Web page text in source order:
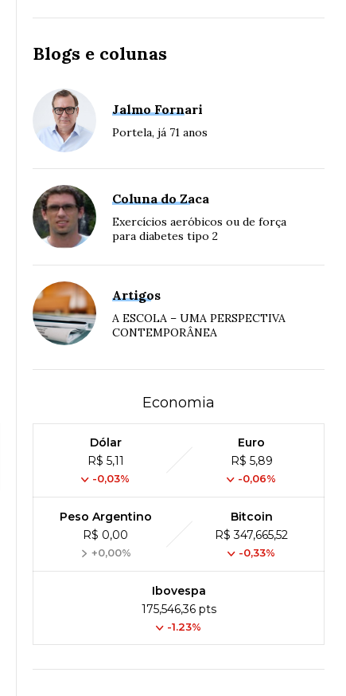
Blogs e colunas
Jalmo Fornari
Portela, já 71 anos
Coluna do Zaca
Exercícios aeróbicos ou de força
para diabetes tipo 2
Artigos
A ESCOLA – UMA PERSPECTIVA
CONTEMPORÂNEA
Economia
Dólar
R$ 5,11
-0,03%
Euro
R$ 5,89
-0,06%
Peso Argentino
R$ 0,00
+0,00%
Bitcoin
R$ 347,665,52
-0,33%
Ibovespa
175,546,36 pts
-1.23%